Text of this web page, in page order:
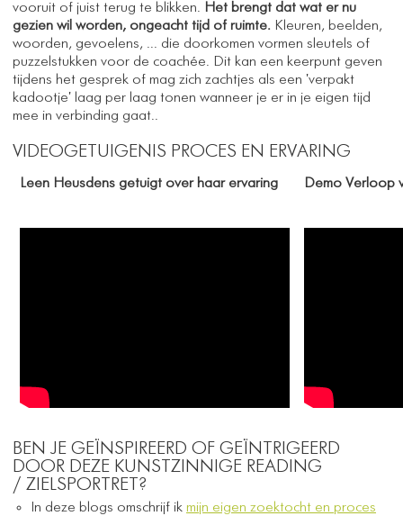
vooruit of juist terug te blikken. Het brengt dat wat er nu
gezien wil worden, ongeacht tijd of ruimte. Kleuren, beelden,
woorden, gevoelens, ... die doorkomen vormen sleutels of
puzzelstukken voor de coachée. Dit kan een keerpunt geven
tijdens het gesprek of mag zich zachtjes als een 'verpakt
kadootje' laag per laag tonen wanneer je er in je eigen tijd
mee in verbinding gaat..
VIDEOGETUIGENIS PROCES EN ERVARING
Leen Heusdens getuigt over haar ervaring Demo Verloop
BEN JE GEÏNSPIREERD OF GEÏNTRIGEERD
DOOR DEZE KUNSTZINNIGE READING
/ ZIELSPORTRET?
In deze blogs omschrijf ik mijn eigen zoektocht en proces